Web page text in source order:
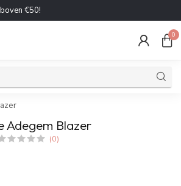
€50!
0
Adegem Blazer
(0)